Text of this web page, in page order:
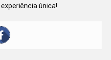
única!